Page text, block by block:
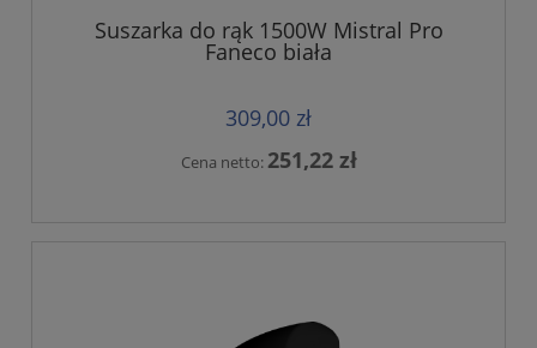
Suszarka do rąk 1500W Mistral Pro
Faneco biała
309,00 zł
Cena netto: 251,22 zł